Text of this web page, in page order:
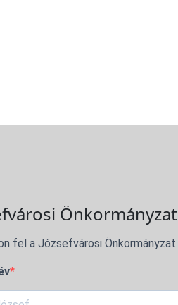
fel a Józsefvárosi